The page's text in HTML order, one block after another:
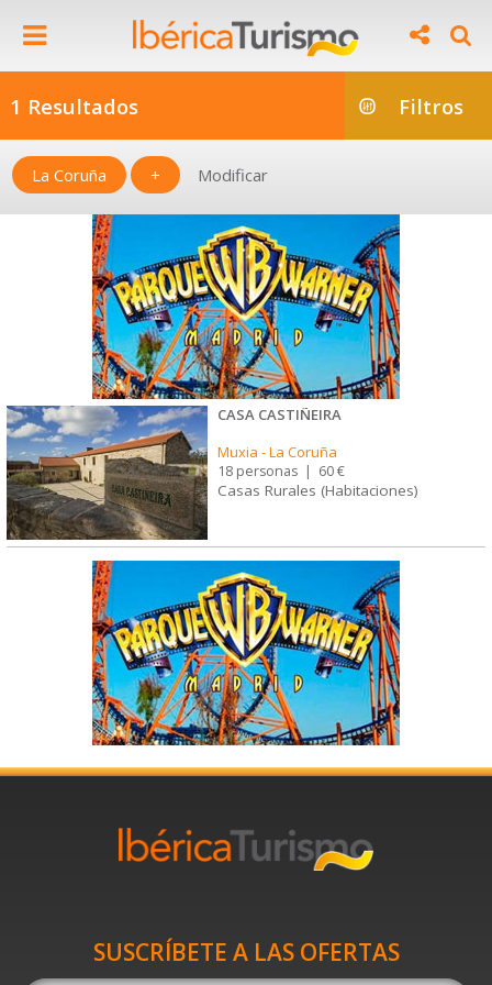
1 Resultados Filtros
La Coruña + Modificar
CASA CASTIÑEIRA
Muxia -La Coruña
18 personas | 60 €
Casas Rurales (Habitaciones)
SUSCRÍBETE A LAS OFERTAS